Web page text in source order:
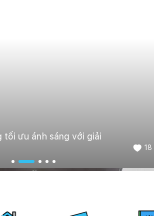
ưu ánh sáng với giải
18